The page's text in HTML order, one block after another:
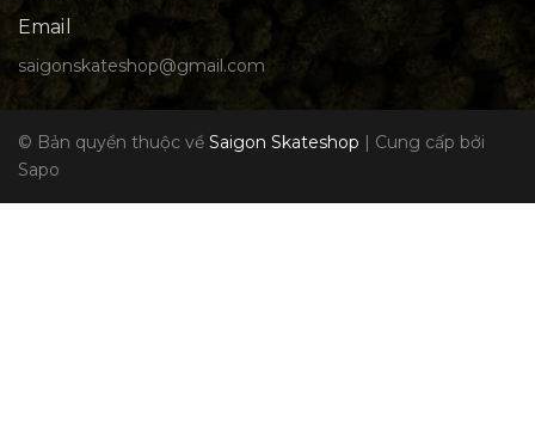
Email
saigonskateshop@gmail.com
© Bản quyền thuộc về Saigon Skateshop | Cung cấp bởi
Sapo